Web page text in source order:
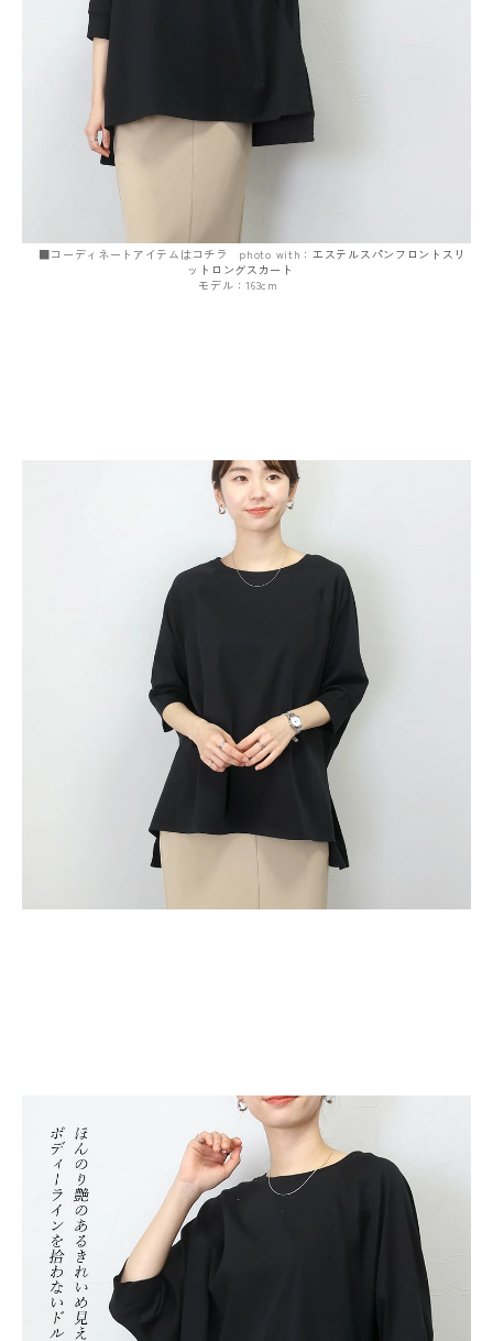
■コーディネートアイテムはコチラ photo with： エステルスパンフロントスリ
ットロングスカート
モデル：163cm